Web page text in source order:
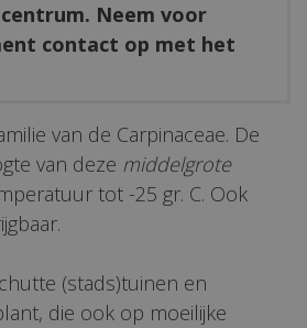
Neem voor
contact op met het
van de Carpinaceae. De
van deze middelgrote
tot -25 gr. C. Ook
(stads)tuinen en
die ook op moeilijke